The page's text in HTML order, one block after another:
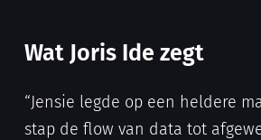
Wat Joris Ide zegt
“Jensie legde op een heldere
stap de flow van data tot